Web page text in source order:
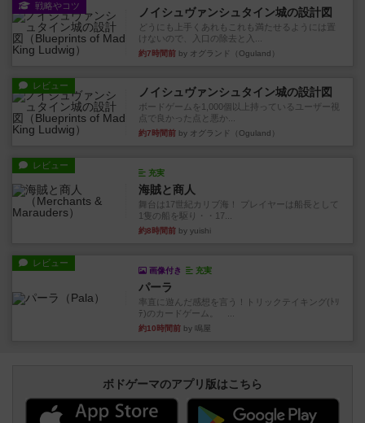
戦略やコツ ノイシュヴァンシュタイン城の設計図
どうにも上手くあれもこれも満たせるようには置
けないので、入口の除去と入...
約7時間前 by オグランド（Oguland）
レビュー ノイシュヴァンシュタイン城の設計図
ボードゲームを1,000個以上持っているユーザー視
点で良かった点と悪か...
約7時間前 by オグランド（Oguland）
レビュー
充実
海賊と商人
舞台は17世紀カリブ海！ プレイヤーは船長として
1隻の船を駆り・・17...
約8時間前 by yuishi
レビュー
画像付き 充実
パーラ
率直に遊んだ感想を言う！トリックテイキング(ﾄﾘ
ﾃ)のカードゲーム。 ...
約10時間前 by 鳴屋
ボドゲーマのアプリ版はこちら